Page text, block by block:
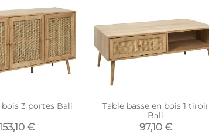
3 portes Bali
€
Table basse en bois 1 tiroir
Bali
97,10 €